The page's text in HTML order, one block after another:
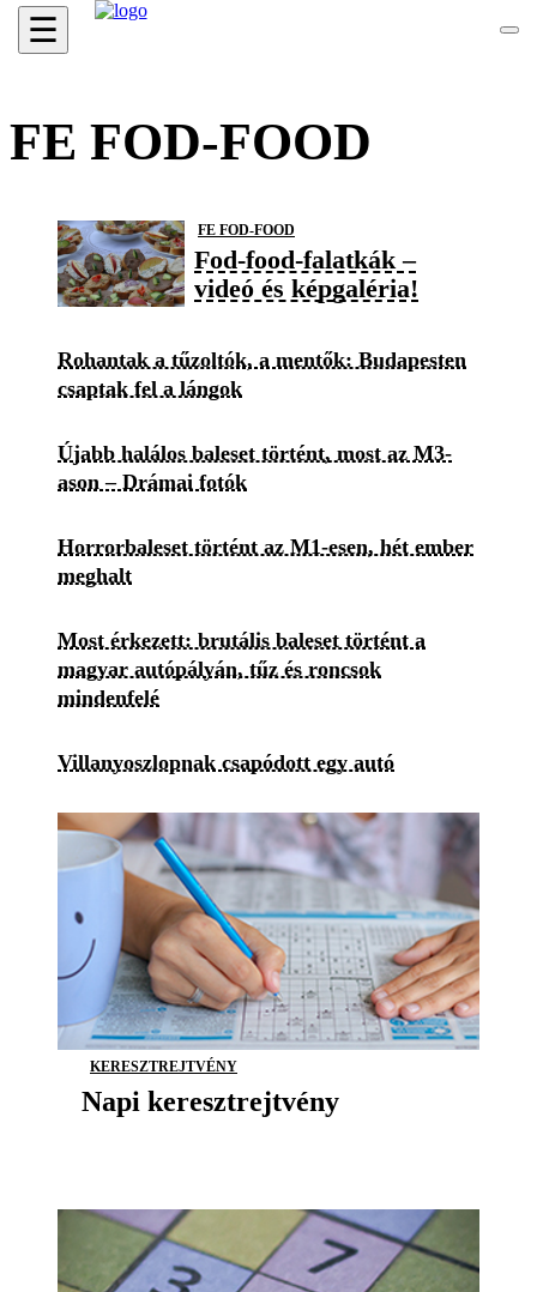
☰
FE FOD-FOOD
FE FOD-FOOD
Fod-food-falatkák –
videó és képgaléria!
Rohantak a tűzoltók, a mentők: Budapesten
csaptak fel a lángok
Újabb halálos baleset történt, most az M3-
ason – Drámai fotók
Horrorbaleset történt az M1-esen, hét ember
meghalt
Most érkezett: brutális baleset történt a
magyar autópályán, tűz és roncsok
mindenfelé
Villanyoszlopnak csapódott egy autó
KERESZTREJTVÉNY
Napi keresztrejtvény